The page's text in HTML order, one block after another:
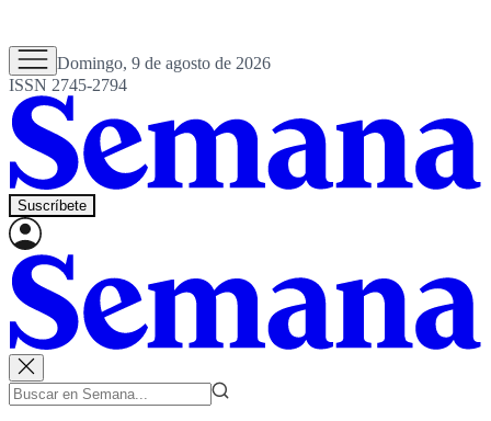
Domingo, 9 de agosto de 2026
ISSN 2745-2794
Suscríbete